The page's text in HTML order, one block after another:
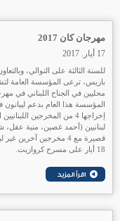
مهرجان كان 2017
17 أيار. 2017
للسنة الثالثة على التوالي،
باريس، ترعى المؤسسة العامة
إخراجها 4 من المخرجين
قصيرة مع 4 مخرجين
18 أيار على مسرح كروازيت.